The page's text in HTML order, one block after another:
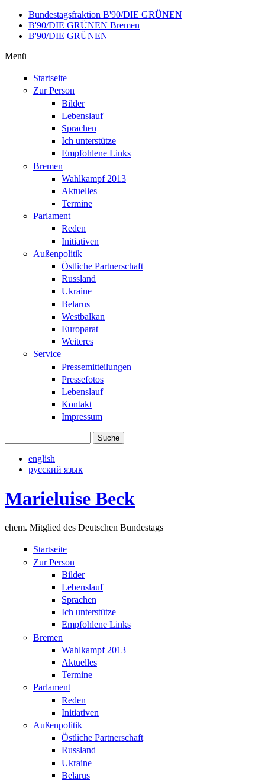
Direkt zum Inhalt
Bundestagsfraktion B'90/DIE GRÜNEN
B'90/DIE GRÜNEN Bremen
B'90/DIE GRÜNEN
Menü
Startseite
Zur Person
Bilder
Lebenslauf
Sprachen
Ich unterstütze
Empfohlene Links
Bremen
Wahlkampf 2013
Aktuelles
Termine
Parlament
Reden
Initiativen
Außenpolitik
Östliche Partnerschaft
Russland
Ukraine
Belarus
Westbalkan
Europarat
Weiteres
Service
Pressemitteilungen
Pressefotos
Lebenslauf
Kontakt
Impressum
english
русский язык
Marieluise Beck
ehem. Mitglied des Deutschen Bundestags
Startseite
Zur Person
Bilder
Lebenslauf
Sprachen
Ich unterstütze
Empfohlene Links
Bremen
Wahlkampf 2013
Aktuelles
Termine
Parlament
Reden
Initiativen
Außenpolitik
Östliche Partnerschaft
Russland
Ukraine
Belarus